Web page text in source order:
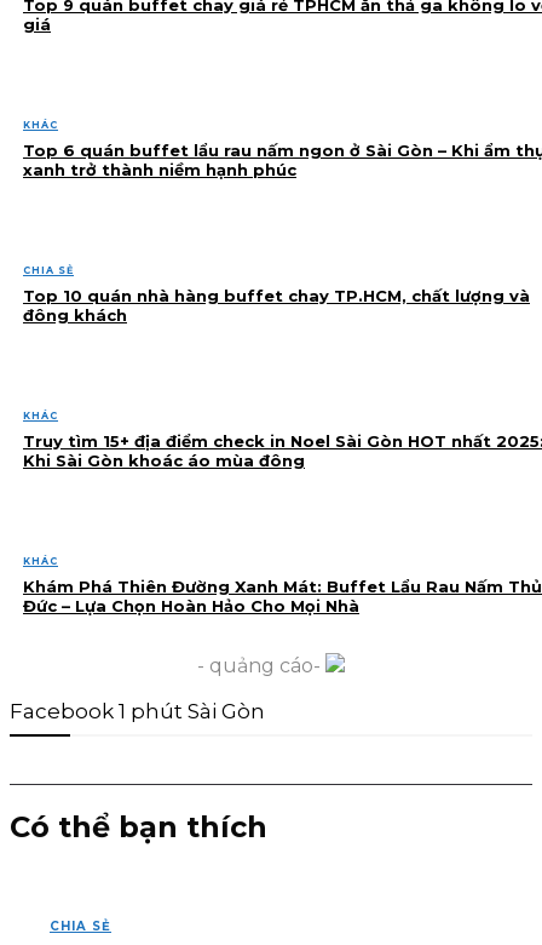
Top 9 quán buffet chay giá rẻ TPHCM ăn thả ga không lo
giá
KHÁC
Top 6 quán buffet lẩu rau nấm ngon ở Sài Gòn – Khi ẩm
xanh trở thành niềm hạnh phúc
CHIA SẺ
Top 10 quán nhà hàng buffet chay TP.HCM, chất lượng và
đông khách
KHÁC
Truy tìm 15+ địa điểm check in Noel Sài Gòn HOT nhất
Khi Sài Gòn khoác áo mùa đông
KHÁC
Khám Phá Thiên Đường Xanh Mát: Buffet Lẩu Rau Nấm Thủ
Đức – Lựa Chọn Hoàn Hảo Cho Mọi Nhà
- quảng cáo-
Facebook 1 phút Sài Gòn
Có thể bạn thích
CHIA SẺ